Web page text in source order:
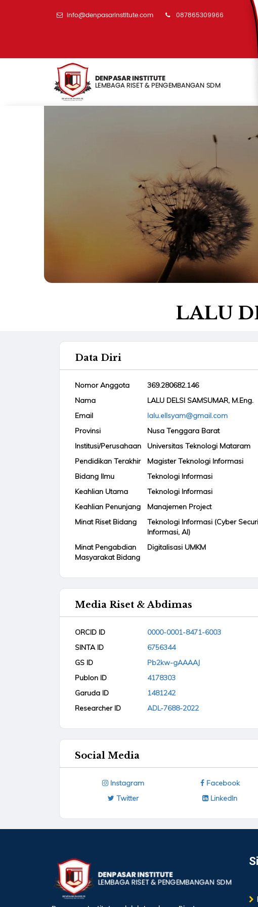
info@denpasarinstitute.com 087865309966
LALU
Data Diri
Nomor Anggota
369.280682.146
Nama
LALU DELSI SAMSUMAR, M.Eng.
Email
lalu.ellsyam@gmail.com
Provinsi
Nusa Tenggara Barat
Institusi/Perusahaan
Universitas Teknologi Mataram
Pendidikan Terakhir
Magister Teknologi Informasi
Bidang Ilmu
Teknologi Informasi
Keahlian Utama
Teknologi Informasi
Keahlian Penunjang
Manajemen Project
Minat Riset Bidang
Teknologi Informasi (Cyber
Informasi, AI)
Minat Pengabdian
Masyarakat Bidang
Digitalisasi UMKM
Media Riset & Abdimas
ORCID ID
0000-0001-8471-6003
SINTA ID
6756344
GS ID
Pb2kw-gAAAAJ
Publon ID
4178303
Garuda ID
1481242
Researcher ID
ADL-7688-2022
Social Media
Instagram Facebook
Twitter
LinkedIn